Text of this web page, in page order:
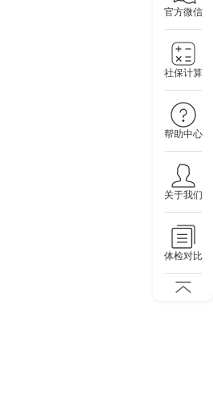
官方微信
社保计算
帮助中心
关于我们
体检对比